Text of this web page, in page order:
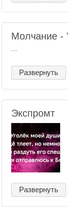
Молчание -
Развернуть
Экспромт
Развернуть